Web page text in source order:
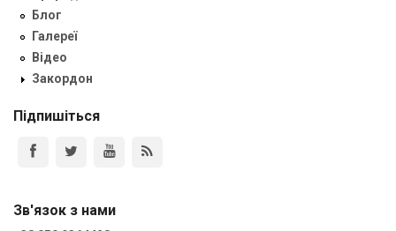
Блог
Галереї
Відео
Закордон
Підпишіться
Зв'язок з нами